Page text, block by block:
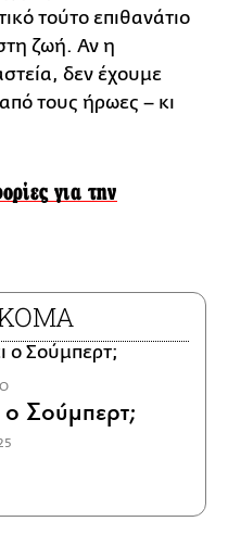
τούτο επιθανάτιο
ζωή. Αν η
δεν έχουμε
τους ήρωες – κι
για την
ο Σούμπερτ;